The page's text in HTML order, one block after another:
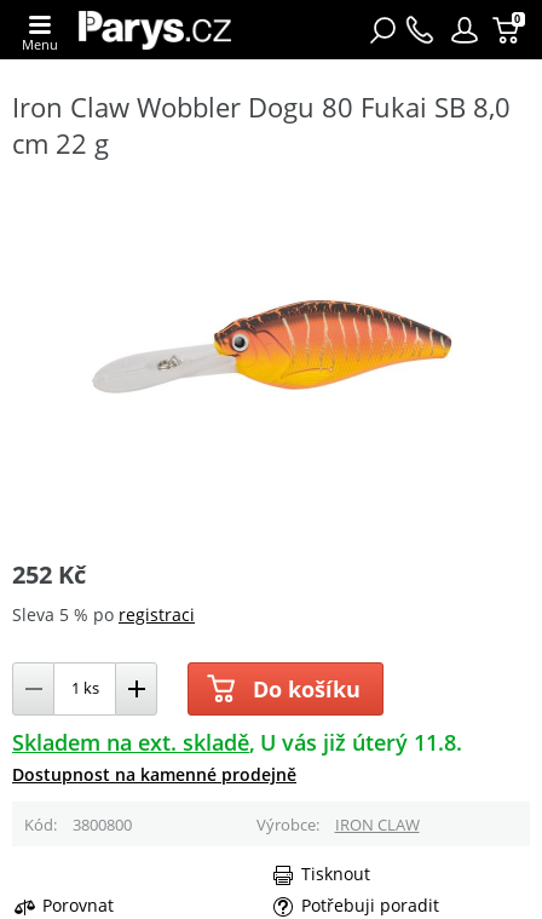
0
Menu
Iron Claw Wobbler Dogu 80 Fukai SB 8,0
cm 22 g
252 Kč
Sleva 5 % po registraci
Do košíku
Skladem na ext. skladě U vás již úterý 11.8.
Dostupnost na kamenné prodejně
Kód 3800800 Výrobce IRON CLAW
Porovnat
Potřebuji poradit
Tisknout